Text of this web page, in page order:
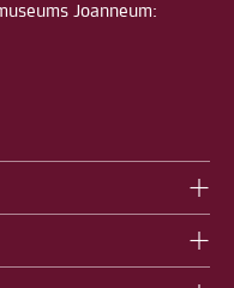
Joanneum: